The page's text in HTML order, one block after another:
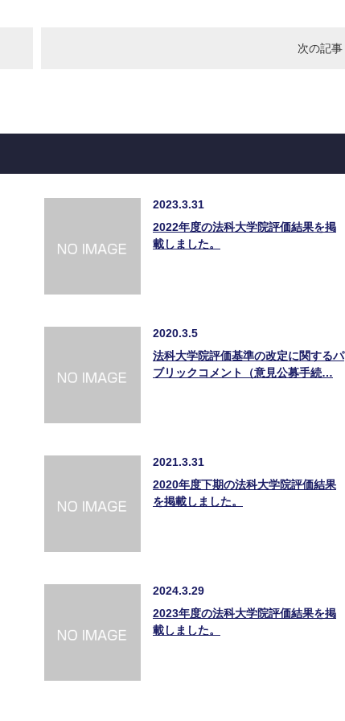
次の記事
2023.3.31
2022年度の法科大学院評価結果を掲
載しました。
2020.3.5
法科大学院評価基準の改定に関するパ
ブリックコメント（意見公募手続…
2021.3.31
2020年度下期の法科大学院評価結果
を掲載しました。
2024.3.29
2023年度の法科大学院評価結果を掲
載しました。